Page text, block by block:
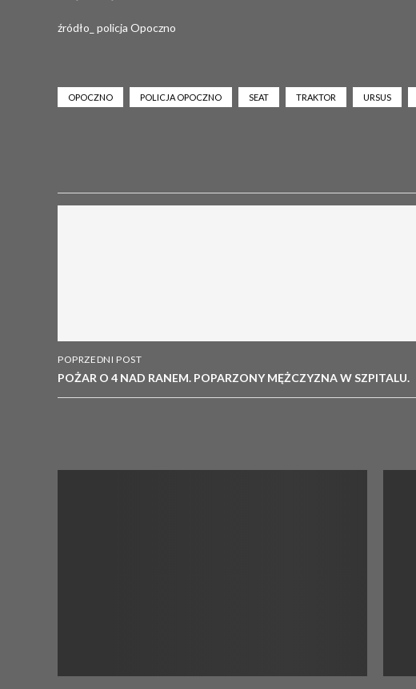
źródło_ policja Opoczno
OPOCZNO POLICJA OPOCZNO SEAT TRAKTOR URSUS
POPRZEDNI POST
POŻAR O 4 NAD RANEM. POPARZONY MĘŻCZYZNA W SZPITALU.